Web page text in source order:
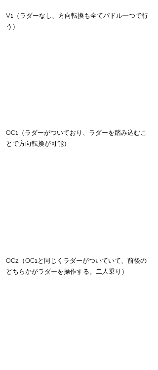
V1（ラダーなし、方向転換も全てパドル一つで行
う）
OC1（ラダーがついており、ラダーを踏み込むこ
とで方向転換が可能）
OC2（OC1と同じくラダーがついていて、前後の
どちらかがラダーを操作する。二人乗り）